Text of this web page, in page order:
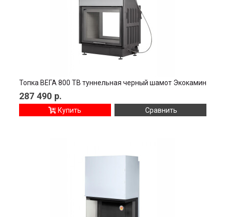
Топка ВЕГА 800 TВ туннельная черный шамот Экокамин
287 490 р.
Купить Сравнить